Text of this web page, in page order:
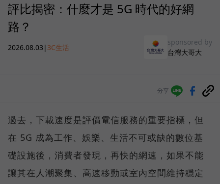
評比揭密：什麼才是 5G 時代的好網
路？
2026.08.03 | 3C生活
sponsored by
台灣大哥大
分享
過去，下載速度是評價電信服務的重要指標，但
在 5G 成為工作、娛樂、生活不可或缺的數位基
礎設施後，消費者發現，再快的網速，如果不能
讓其在人潮聚集、高速移動或室內空間維持穩定